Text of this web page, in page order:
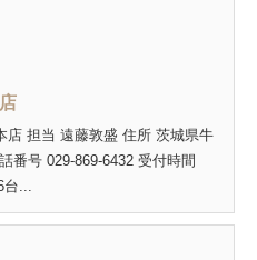
店 担当 遠藤敦盛 住所 茨城県牛
番号 029-869-6432 受付時間
...